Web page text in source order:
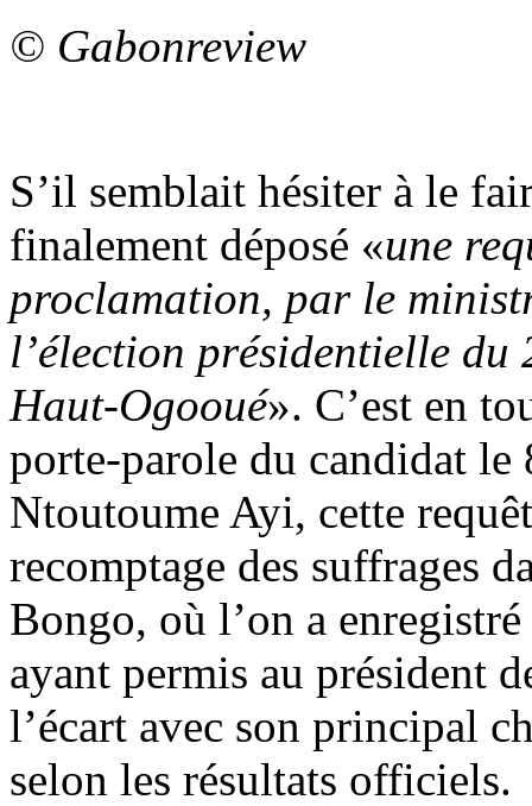
© Gabonreview
S’il semblait hésiter à le
finalement déposé «une
proclamation, par le
l’élection présidentielle
Haut-Ogooué». C’est en
porte-parole du candidat le
Ntoutoume Ayi, cette
recomptage des suffrages
Bongo, où l’on a
ayant permis au président
l’écart avec son principal
selon les résultats officiels.